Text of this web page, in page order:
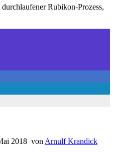
Rubikon-Prozess,
2018 von Arnulf Krandick